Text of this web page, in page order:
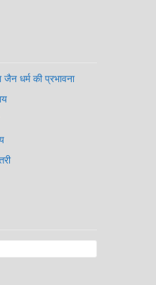
धर्म की प्रभावना